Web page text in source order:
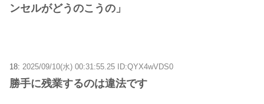
ンセルがどうのこうの」
18: 2025/09/10(水) 00:31:55.25 ID:QYX4wVDS0
勝手に残業するのは違法です